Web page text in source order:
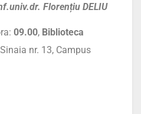
Florențiu DELIU
09.00, Biblioteca
nr. 13, Campus